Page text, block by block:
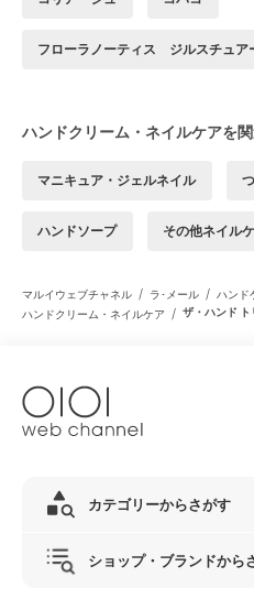
フローラノーティス ジルスチュア
ハンドクリーム・ネイルケアを
マニキュア・ジェルネイル
ハンドソープ その他ネイル
マルイウェブチャネル / ラ･メール / ハンド
ハンドクリーム・ネイルケア / ザ・ハンド ト
カテゴリーからさがす
ショップ・ブランドから